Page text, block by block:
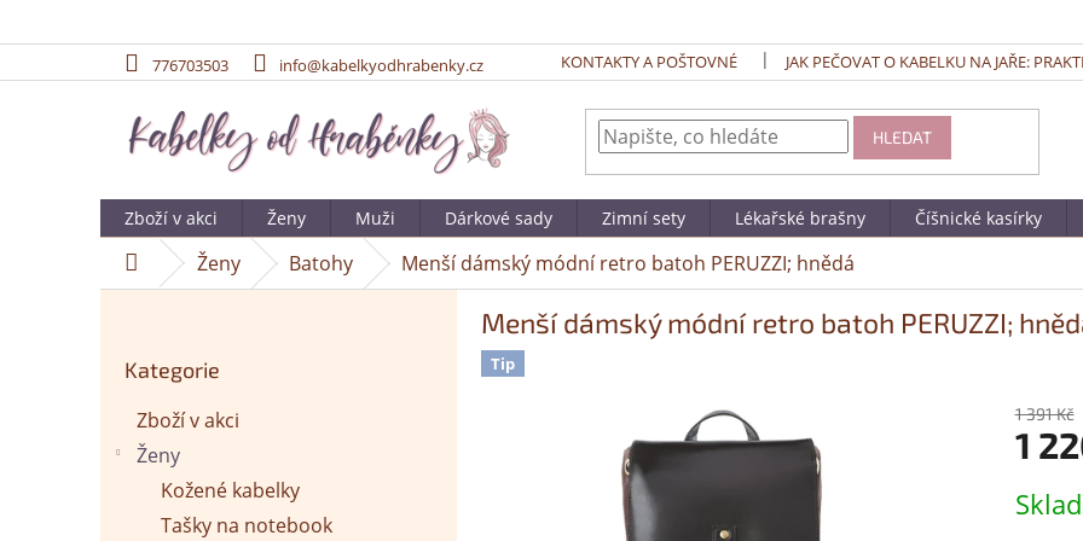
776703503 info@kabelkyodhrabenky.cz KONTAKTY A POŠTOVNÉ JAK PEČOVAT O KABELKU NA JAŘE:
HLEDAT
Zboží v akci Ženy Muži Dárkové sady Zimní sety Lékařské brašny Číšnické kasírky
DomůŽeny Batohy Menší dámský módní retro batoh PERUZZI; hnědá
kategorie
Kategorie
Zboží v akci
Ženy
Kožené kabelky
Tašky na notebook
Menší dámský módní retro batoh PERUZZI;
Tip
1 391 Kč
1
cena: